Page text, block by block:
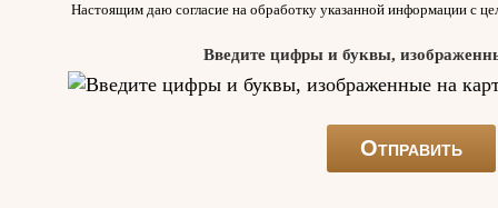
Настоящим даю согласие на обработку указанной информации с
Введите цифры и буквы,